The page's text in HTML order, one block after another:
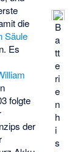
B
a
tt
e
ri
e
n
h
i
s
die
Säule
Es
folgte
der